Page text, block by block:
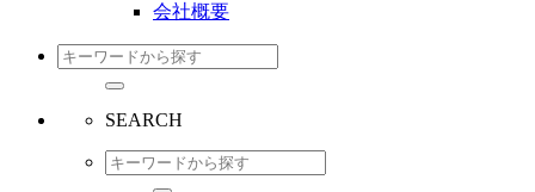
会社概要
SEARCH